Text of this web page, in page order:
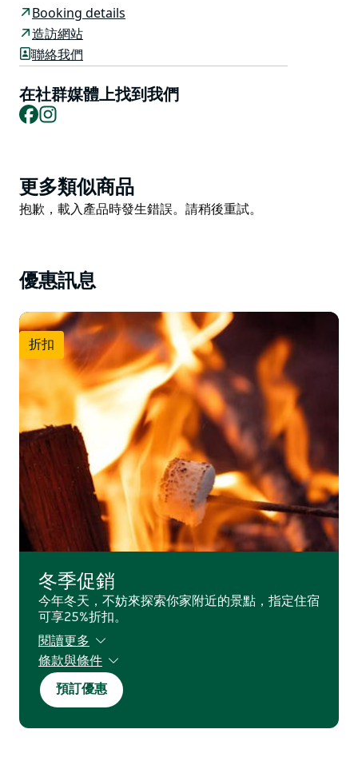
儘管乍一看，閃電嶺似乎位於荒無人煙的地方，但對於尋
求內陸探險的遊客來說，這裡有無數的景點。 BIG4 Opal
度假公園地理位置優越，方便探索這個獨特而歷史悠久的
小鎮。
Booking details
造訪網站
聯絡我們
在社群媒體上找到我們
Facebook
Product
List
更多類似商品
Product
抱歉，載入產品時發生錯誤。請稍後重試。
優惠訊息
折扣
冬季促銷
今年冬天，不妨來探索你家附近的景點，指定住宿
可享25%折扣。
閱讀更多
條款與條件
視供應情況而定，適用於指定住宿。入住日期截止
至2026年8月28日，部分日期不適用。最短入住
天數因住宿而異。此優惠僅限參與活動的公園有
效。僅限新預訂。此優惠不可與其他優惠或折扣同
預訂優惠